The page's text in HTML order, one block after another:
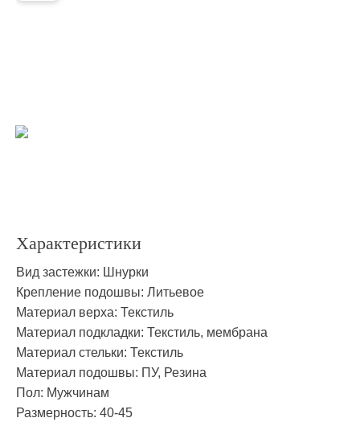
Характеристики
Вид застежки: Шнурки
Крепление подошвы: Литьевое
Материал верха: Текстиль
Материал подкладки: Текстиль, мембрана
Материал стельки: Текстиль
Материал подошвы: ПУ, Резина
Пол: Мужчинам
Размерность: 40-45